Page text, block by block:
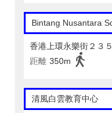
Bintang Nusantara
香港上環永樂街２３
距離 350m
清風白雲教育中心